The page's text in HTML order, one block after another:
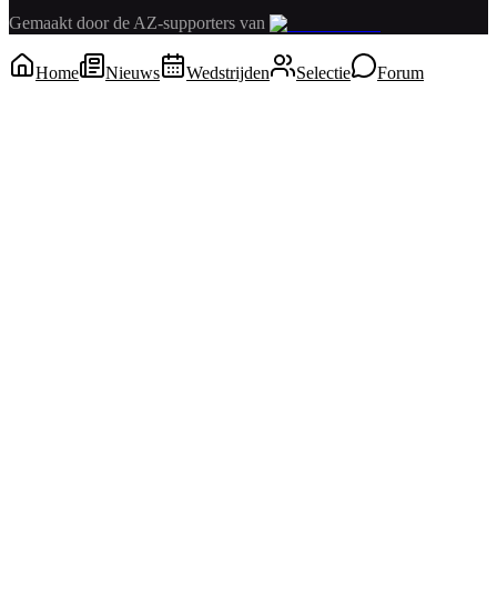
Gemaakt door de AZ-supporters van
Home Nieuws Wedstrijden Selectie Forum